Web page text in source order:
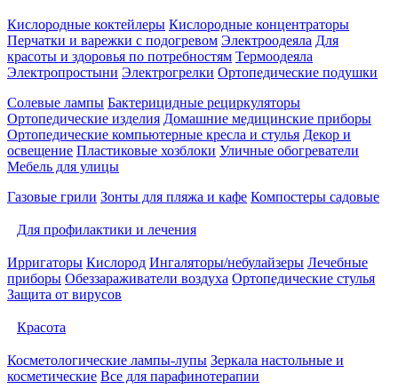
Кислородные коктейлеры Кислородные концентраторы
Перчатки и варежки с подогревом Электроодеяла Для
красоты и здоровья по потребностям Термоодеяла
Электропростыни Электрогрелки Ортопедические подушки
Солевые лампы Бактерицидные рециркуляторы
Ортопедические изделия Домашние медицинские приборы
Ортопедические компьютерные кресла и стулья Декор и
освещение Пластиковые хозблоки Уличные обогреватели
Мебель для улицы
Газовые грили Зонты для пляжа и кафе Компостеры садовые
Для профилактики и лечения
Ирригаторы Кислород Ингаляторы/небулайзеры Лечебные
приборы Обеззараживатели воздуха Ортопедические стулья
Защита от вирусов
Красота
Косметологические лампы-лупы Зеркала настольные и
косметические Все для парафинотерапии